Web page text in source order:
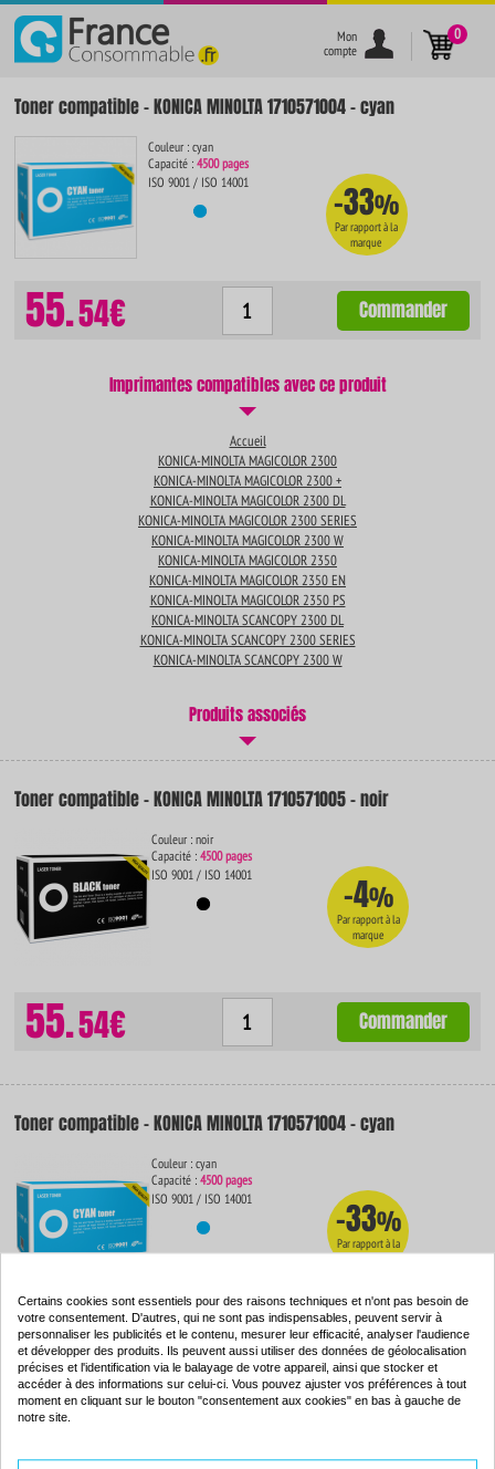
}
Mon
compte
0
Toner compatible - KONICA MINOLTA 1710571004 - cyan
Couleur : cyan
Capacité :4500 pages
ISO 9001 / ISO 14001
-33%
Par rapport à la
marque
55.54€ Commander
Imprimantes compatibles avec ce produit
Accueil
KONICA-MINOLTA MAGICOLOR 2300
KONICA-MINOLTA MAGICOLOR 2300 +
KONICA-MINOLTA MAGICOLOR 2300 DL
KONICA-MINOLTA MAGICOLOR 2300 SERIES
KONICA-MINOLTA MAGICOLOR 2300 W
KONICA-MINOLTA MAGICOLOR 2350
KONICA-MINOLTA MAGICOLOR 2350 EN
KONICA-MINOLTA MAGICOLOR 2350 PS
KONICA-MINOLTA SCANCOPY 2300 DL
KONICA-MINOLTA SCANCOPY 2300 SERIES
KONICA-MINOLTA SCANCOPY 2300 W
Produits associés
Toner compatible - KONICA MINOLTA 1710571005 - noir
Couleur : noir
Capacité :4500 pages
ISO 9001 / ISO 14001
-4%
Par rapport à la
marque
55.54€ Commander
Toner compatible - KONICA MINOLTA 1710571004 - cyan
Couleur : cyan
Capacité :4500 pages
ISO 9001 / ISO 14001
-33%
Par rapport à la
55.54€ Commander
Certains cookies sont essentiels pour des raisons techniques et n'ont pas besoin de
votre consentement. D'autres, qui ne sont pas indispensables, peuvent servir à
personnaliser les publicités et le contenu, mesurer leur efficacité, analyser l'audience
et développer des produits. Ils peuvent aussi utiliser des données de géolocalisation
précises et l'identification via le balayage de votre appareil, ainsi que stocker et
accéder à des informations sur celui-ci. Vous pouvez ajuster vos préférences à tout
moment en cliquant sur le bouton "consentement aux cookies" en bas à gauche de
notre site.